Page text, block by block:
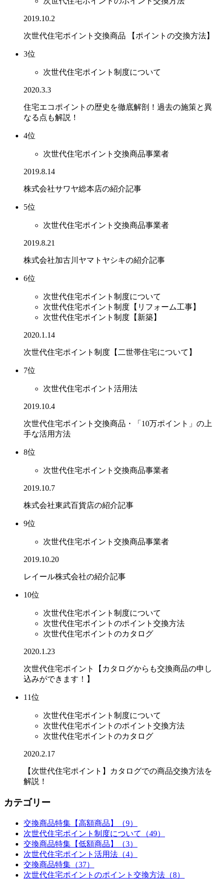
2019.10.2
次世代住宅ポイント交換商品 【ポイントの交換方法】
3位
次世代住宅ポイント制度について
2020.3.3
住宅エコポイントの歴史を徹底解剖！過去の施策と異
なる点も解説！
4位
次世代住宅ポイント交換商品事業者
2019.8.14
株式会社サワヤ総本店の紹介記事
5位
次世代住宅ポイント交換商品事業者
2019.8.21
株式会社加古川ヤマトヤシキの紹介記事
6位
次世代住宅ポイント制度について
次世代住宅ポイント制度【リフォーム工事】
次世代住宅ポイント制度【新築】
2020.1.14
次世代住宅ポイント制度【二世帯住宅について】
7位
次世代住宅ポイント活用法
2019.10.4
次世代住宅ポイント交換商品・「10万ポイント」の上
手な活用方法
8位
次世代住宅ポイント交換商品事業者
2019.10.7
株式会社東武百貨店の紹介記事
9位
次世代住宅ポイント交換商品事業者
2019.10.20
レイール株式会社の紹介記事
10位
次世代住宅ポイント制度について
次世代住宅ポイントのポイント交換方法
次世代住宅ポイントのカタログ
2020.1.23
次世代住宅ポイント【カタログからも交換商品の申し
込みができます！】
11位
次世代住宅ポイント制度について
次世代住宅ポイントのポイント交換方法
次世代住宅ポイントのカタログ
2020.2.17
【次世代住宅ポイント】カタログでの商品交換方法を
解説！
カテゴリー
交換商品特集【高額商品】（9）
次世代住宅ポイント制度について（49）
交換商品特集【低額商品】（3）
次世代住宅ポイント活用法（4）
交換商品特集（37）
次世代住宅ポイントのポイント交換方法（8）